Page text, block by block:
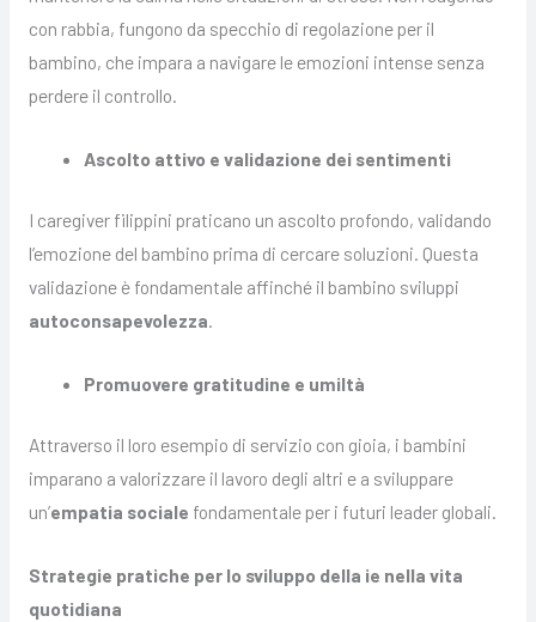
con rabbia, fungono da specchio di regolazione per il
bambino, che impara a navigare le emozioni intense senza
perdere il controllo.
Ascolto attivo e validazione dei sentimenti
I caregiver filippini praticano un ascolto profondo, validando
l’emozione del bambino prima di cercare soluzioni. Questa
validazione è fondamentale affinché il bambino sviluppi
autoconsapevolezza.
Promuovere gratitudine e umiltà
Attraverso il loro esempio di servizio con gioia, i bambini
imparano a valorizzare il lavoro degli altri e a sviluppare
un’empatia sociale fondamentale per i futuri leader globali.
Strategie pratiche per lo sviluppo della ie nella vita
quotidiana